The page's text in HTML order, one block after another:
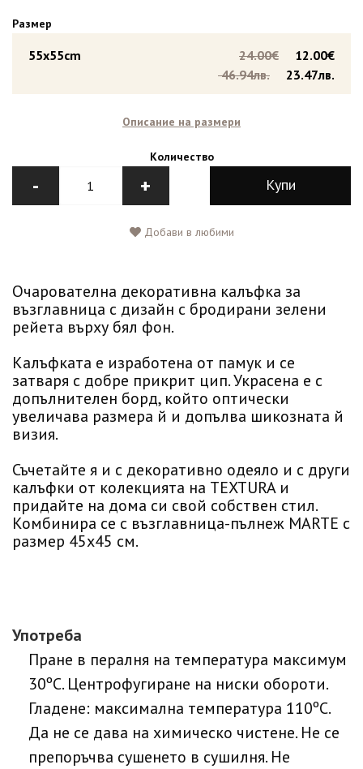
Размер
55x55cm 12.00€
24.00€
23.47лв.
46.94лв.
Описание на размери
Количество
- + Купи
Добави в любими
Очарователна декоративна калъфка за
възглавница с дизайн с бродирани зелени
рейета върху бял фон.
Калъфката е изработена от памук и се
затваря с добре прикрит цип. Украсена е с
допълнителен борд, който оптически
увеличава размера й и допълва шикозната й
визия.
Съчетайте я и с декоративно одеяло и с други
калъфки от колекцията на TEXTURA и
придайте на дома си свой собствен стил.
Комбинира се с възглавница-пълнеж MARTE с
размер 45х45 см.
Употреба
Пране в пералня на температура максимум
30ºC. Центрофугиране на ниски обороти.
Гладене: максимална температура 110ºC.
Да не се дава на химическо чистене. Не се
препоръчва сушенето в сушилня. Не